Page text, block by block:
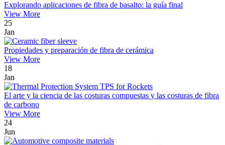
Explorando aplicaciones de fibra de basalto: la guía final
View More
25
Jan
Propiedades y preparación de fibra de cerámica
View More
18
Jan
El arte y la ciencia de las costuras compuestas y las costuras de fibra
de carbono
View More
24
Jun